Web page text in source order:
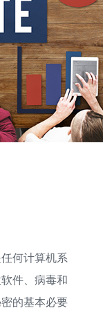
何计算机系
件、病毒和
的基本必要